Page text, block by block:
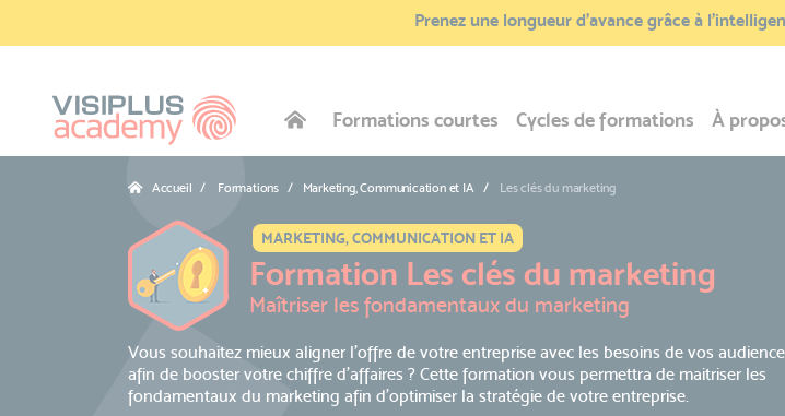
Prenez une longueur d’avance grâce à
Formations courtes Cycles de formations À
Accueil Formations / Marketing, Communication et IA Les clés du marketing
MARKETING, COMMUNICATION ET IA
Formation Les clés du marketing
Maîtriser les fondamentaux du marketing
Vous souhaitez mieux aligner l’offre de votre entreprise avec les besoins de vos
afin de booster votre chiffre d’affaires ? Cette formation vous permettra de maitriser les
fondamentaux du marketing afin d’optimiser la stratégie de votre entreprise.